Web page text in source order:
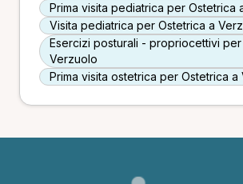
Prima visita pediatrica per Ostetrica
Visita pediatrica per Ostetrica a
Esercizi posturali - propriocettivi per
Verzuolo
Prima visita ostetrica per Ostetrica a